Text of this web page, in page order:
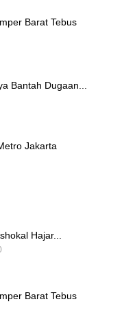
Barat Tebus
Bantah Dugaan...
Jakarta
Hajar...
Barat Tebus